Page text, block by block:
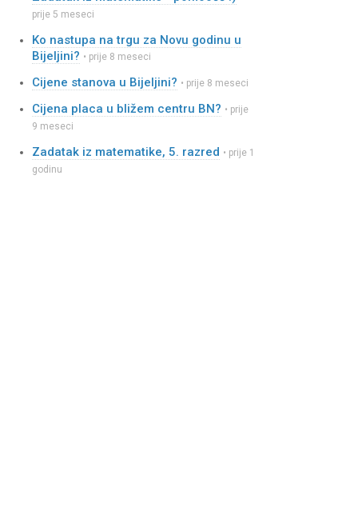
prije 5 meseci
Ko nastupa na trgu za Novu godinu u
Bijeljini? • prije 8 meseci
Cijene stanova u Bijeljini? • prije 8 meseci
Cijena placa u bližem centru BN? • prije
9 meseci
Zadatak iz matematike, 5. razred • prije 1
godinu